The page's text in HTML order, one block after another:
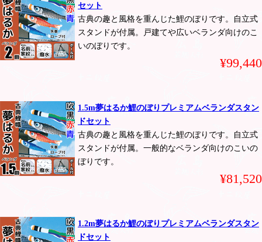
セット
古典の趣と風格を重んじた鯉のぼりです。自立式
スタンドが付属。戸建てや広いベランダ向けのこ
いのぼりです。
¥99,440
1.5m夢はるか鯉のぼりプレミアムベランダスタン
ドセット
古典の趣と風格を重んじた鯉のぼりです。自立式
スタンドが付属。一般的なベランダ向けのこいの
ぼりです。
¥81,520
1.2m夢はるか鯉のぼりプレミアムベランダスタン
ドセット